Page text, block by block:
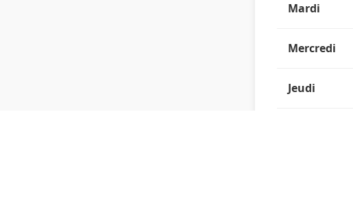
Mardi
Mercredi
Jeudi